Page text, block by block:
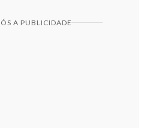
A PUBLICIDADE